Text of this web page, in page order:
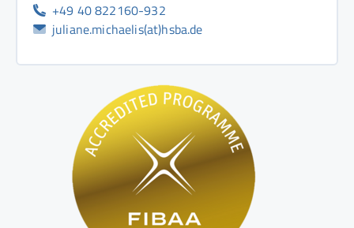
+49 40 822160-932
juliane.michaelis(at)hsba.de